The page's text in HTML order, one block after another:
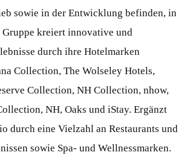
sowie in der Entwicklung befinden, in
Gruppe kreiert innovative und
durch ihre Hotelmarken
Collection, The Wolseley Hotels,
Collection, NH Collection, nhow,
NH, Oaks und iStay. Ergänzt
durch eine Vielzahl an Restaurants und
sowie Spa- und Wellnessmarken.